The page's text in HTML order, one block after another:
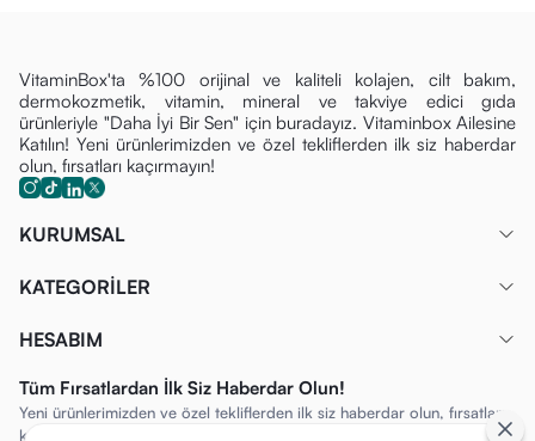
VitaminBox'ta %100 orijinal ve kaliteli kolajen, cilt bakım,
dermokozmetik, vitamin, mineral ve takviye edici gıda
ürünleriyle "Daha İyi Bir Sen" için buradayız. Vitaminbox Ailesine
Katılın! Yeni ürünlerimizden ve özel tekliflerden ilk siz haberdar
olun, fırsatları kaçırmayın!
KURUMSAL
KATEGORİLER
HESABIM
Tüm Fırsatlardan İlk Siz Haberdar Olun!
Yeni ürünlerimizden ve özel tekliflerden ilk siz haberdar olun, fırsatları
kaçırmayın!